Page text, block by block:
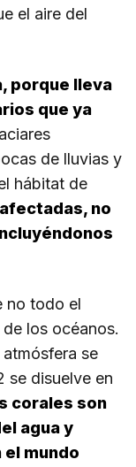
el aire del
porque lleva
que ya
de lluvias y
hábitat de
no
no todo el
los océanos.
se
se disuelve en
corales son
agua y
mundo